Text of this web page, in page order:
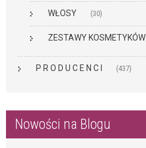
WŁOSY (30)
ZESTAWY KOSMETYKÓW
P R O D U C E N C I (437)
Nowości na Blogu